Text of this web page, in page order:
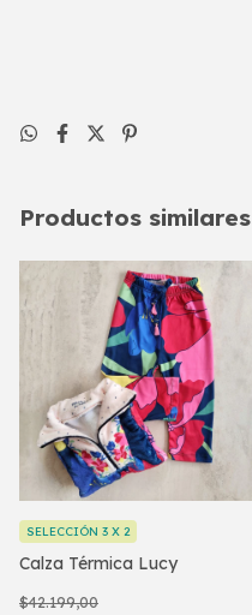
Productos similares
Calza Térmica Lucy
$42.199,00
SELECCIÓN 3 X 2